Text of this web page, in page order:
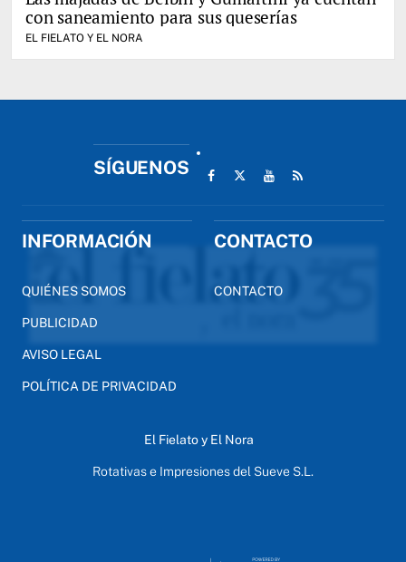
con saneamiento para sus queserías
EL FIELATO Y EL NORA
SÍGUENOS
INFORMACIÓN
QUIÉNES SOMOS
PUBLICIDAD
AVISO LEGAL
POLÍTICA DE PRIVACIDAD
CONTACTO
CONTACTO
El Fielato y El Nora
Rotativas e Impresiones del Sueve S.L.